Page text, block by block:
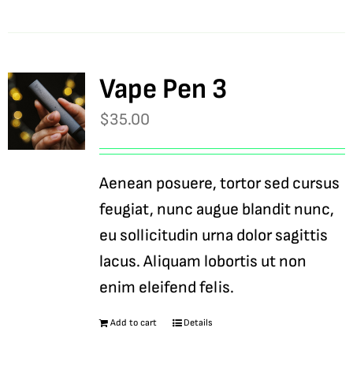
Vape Pen 3
$35.00
Aenean posuere, tortor sed cursus
feugiat, nunc augue blandit nunc,
eu sollicitudin urna dolor sagittis
lacus. Aliquam lobortis ut non
enim eleifend felis.
Add to cart Details